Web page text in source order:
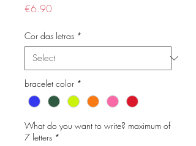
€6.90Price
Cor das letras *
bracelet color *
What do you want to write? maximum of
7 letters *